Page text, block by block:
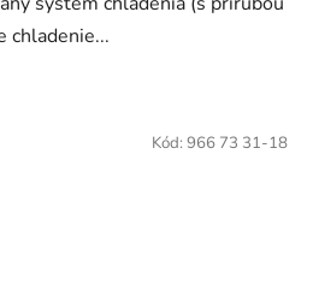
chladenie...
Kód: 966 73 31-18